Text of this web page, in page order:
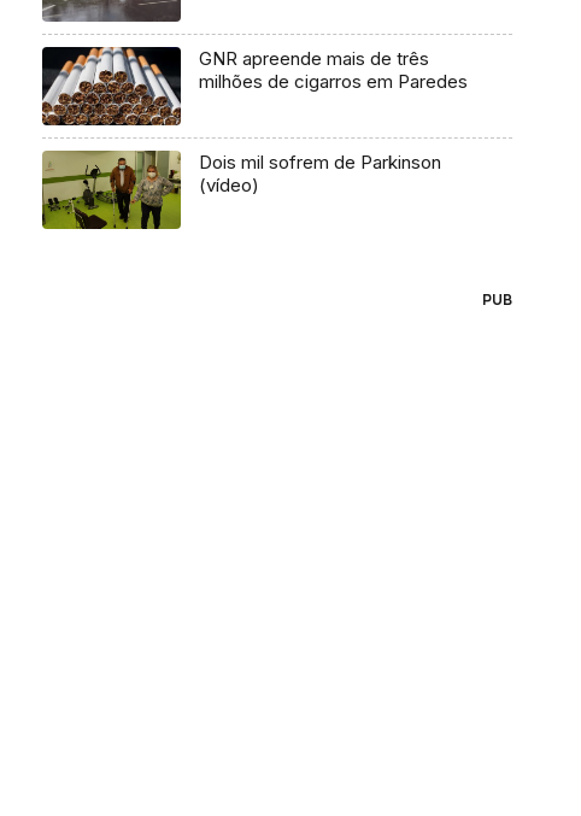
GNR apreende mais de três
milhões de cigarros em Paredes
Dois mil sofrem de Parkinson
(vídeo)
PUB